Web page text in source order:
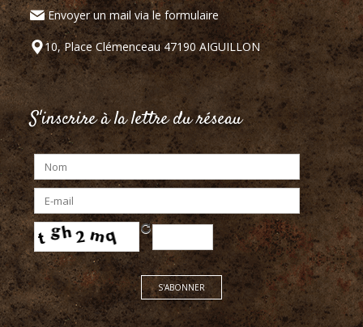
Envoyer un mail via le formulaire
10, Place Clémenceau 47190 AIGUILLON
S'inscrire à la lettre du réseau